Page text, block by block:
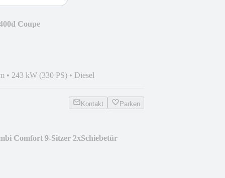
Coupe
• 243 kW (330 PS) • Diesel
Kontakt Parken
Comfort 9-Sitzer 2xSchiebetür